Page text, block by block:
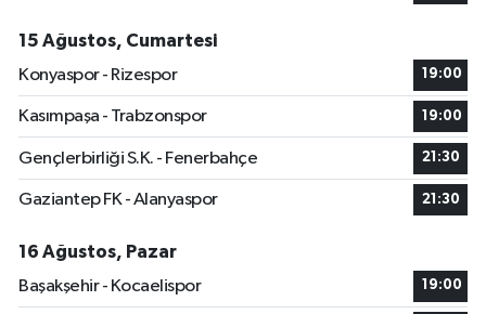
15 Ağustos, Cumartesi
Konyaspor - Rizespor
19:00
Kasımpaşa - Trabzonspor 19:00
Gençlerbirliği S.K. - Fenerbahçe 21:30
Gaziantep FK - Alanyaspor 21:30
16 Ağustos, Pazar
Başakşehir - Kocaelispor
19:00